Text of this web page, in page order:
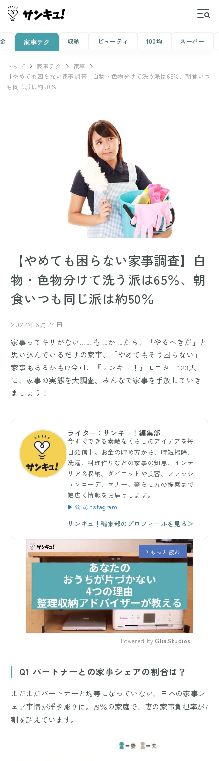
家事テク 収納 ビューティ 100均 スーパー
トップ 家事テク
家事
【やめても困らない家事調査】白物・色物分けて洗う派は65％、朝食いつ
も同じ派は約50％
【やめても困らない家事調査】白
物・色物分けて洗う派は65％、朝
食いつも同じ派は約50％
2022年6月24日
家事ってキリがない……もしかしたら、「やるべきだ」と
思い込んでいるだけの家事、「やめてもそう困らない」
家事もあるかも!?今回、『サンキュ！』モニター123人
に、家事の実態を大調査。みんなで家事を手放していき
ましょう！
ライター：サンキュ！編集部
今すぐできる素敵なくらしのアイデアを毎
日発信中。お金の貯め方から、時短掃除、
洗濯、料理作りなどの家事の知恵、インテ
リア＆収納、ダイエットや美容、ファッシ
ョンコーデ、マナー、暮らし方の提案まで
幅広く情報をお届けします。
▶公式Instagram
サンキュ！編集部のプロフィールを見る＞
arrow_forward_ios もっと読む
Powered by GliaStudios
Q1 パートナーとの家事シェアの割合は？
まだまだパートナーと均等になっていない、日本の家事シ
ェア事情が浮き彫りに。79％の家庭で、妻の家事負担率が7
割を超えています。